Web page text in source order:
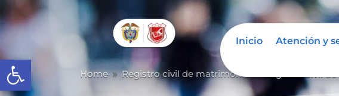
Abrir barra de herramientas
Inicio Atención y
Home 9 Registro civil de matrimonio